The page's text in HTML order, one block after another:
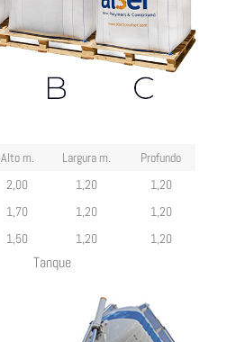
Alto m. Largura m.
Profundo
2,00 1,20
1,20
1,70 1,20
1,20
1,50 1,20 1,20
Tanque